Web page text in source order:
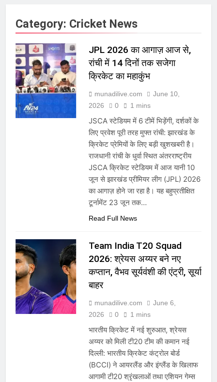
Category: Cricket News
JPL 2026 का आगाज़ आज से,
रांची में 14 दिनों तक सजेगा
क्रिकेट का महाकुंभ
munadilive.com
June 10,
2026
0 1 mins
JSCA स्टेडियम में 6 टीमें भिड़ेंगी, दर्शकों के
लिए प्रवेश पूरी तरह मुफ्त रांची: झारखंड के
क्रिकेट प्रेमियों के लिए बड़ी खुशखबरी है।
राजधानी रांची के धुर्वा स्थित अंतरराष्ट्रीय
JSCA क्रिकेट स्टेडियम में आज यानी 10
जून से झारखंड प्रीमियर लीग (JPL) 2026
का आगाज़ होने जा रहा है। यह बहुप्रतीक्षित
टूर्नामेंट 23 जून तक…
Read Full News
Team India T20 Squad
2026: श्रेयस अय्यर बने नए
कप्तान, वैभव सूर्यवंशी की एंट्री, सूर्या
बाहर
munadilive.com
June 6,
2026
0 1 mins
भारतीय क्रिकेट में नई शुरुआत, श्रेयस
अय्यर को मिली टी20 टीम की कमान नई
दिल्ली: भारतीय क्रिकेट कंट्रोल बोर्ड
(BCCI) ने आयरलैंड और इंग्लैंड के खिलाफ
आगामी टी20 श्रृंखलाओं तथा एशियन गेम्स